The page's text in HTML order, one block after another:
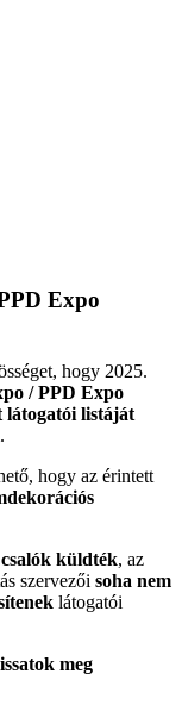
Expo
hogy 2025.
/ PPD Expo
látogatói listáját
.
hogy az érintett
küldték, az
szervezői soha nem
látogatói
meg